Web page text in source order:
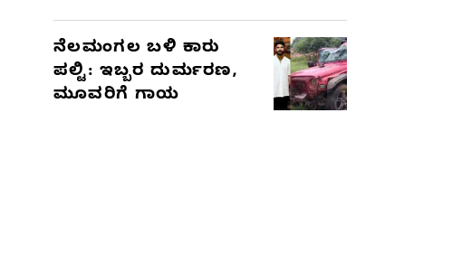
ನೆಲಮಂಗಲ ಬಳಿ ಕಾರು
ಪಲ್ಟಿ: ಇಬ್ಬರ ದುರ್ಮರಣ,
ಮೂವರಿಗೆ ಗಾಯ